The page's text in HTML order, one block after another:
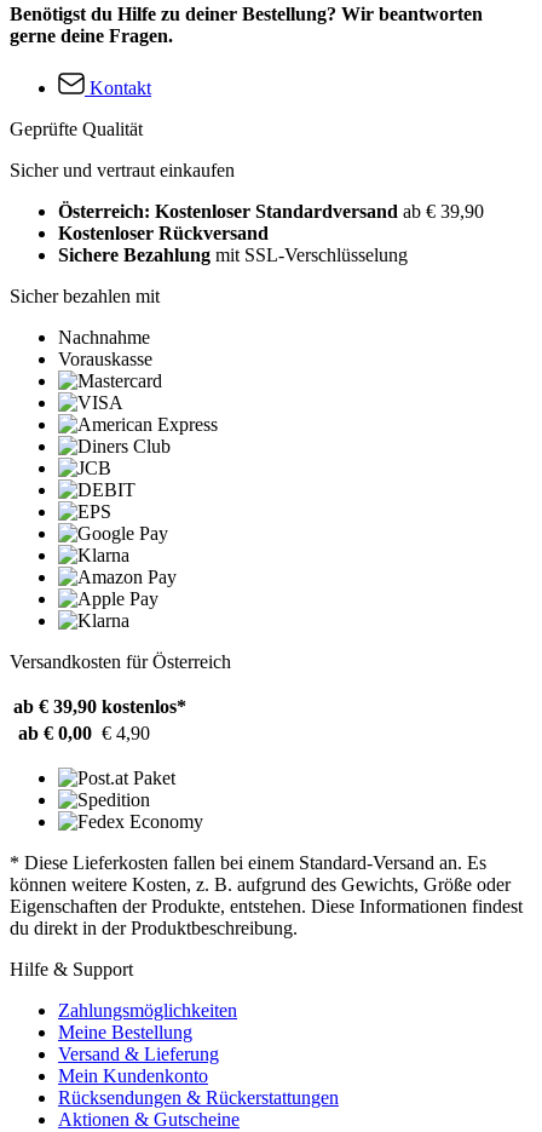
Benötigst du Hilfe zu deiner Bestellung? Wir beantworten
gerne deine Fragen.
Kontakt
Geprüfte Qualität
Sicher und vertraut einkaufen
Österreich: Kostenloser Standardversand ab € 39,90
Kostenloser Rückversand
Sichere Bezahlung mit SSL-Verschlüsselung
Sicher bezahlen mit
Nachnahme
Vorauskasse
Versandkosten für Österreich
ab € 39,90 kostenlos*
ab € 0,00 € 4,90
* Diese Lieferkosten fallen bei einem Standard-Versand an. Es
können weitere Kosten, z. B. aufgrund des Gewichts, Größe oder
Eigenschaften der Produkte, entstehen. Diese Informationen findest
du direkt in der Produktbeschreibung.
Hilfe & Support
Zahlungsmöglichkeiten
Meine Bestellung
Versand & Lieferung
Mein Kundenkonto
Rücksendungen & Rückerstattungen
Aktionen & Gutscheine